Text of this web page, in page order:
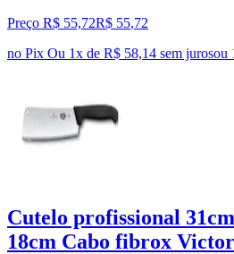
Preço R$ 55,72R$ 55,72
no Pix Ou 1x de R$ 58,14 sem jurosou
Cutelo profissional
18cm Cabo fibrox